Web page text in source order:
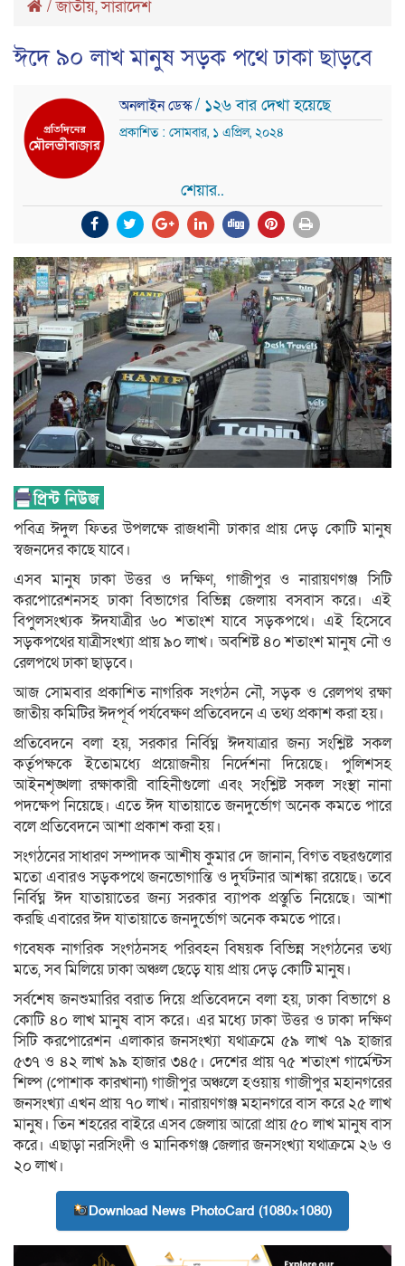
/জাতীয়,সারাদেশ
ঈদে ৯০ লাখ মানুষ সড়ক পথে ঢাকা ছাড়বে
অনলাইন ডেস্ক/ ১২৬ বার দেখা হয়েছে
প্রকাশিত : সোমবার, ১ এপ্রিল, ২০২৪
শেয়ার..
পবিত্র ঈদুল ফিতর উপলক্ষে রাজধানী ঢাকার প্রায় দেড় কোটি মানুষ
স্বজনদের কাছে যাবে।
এসব মানুষ ঢাকা উত্তর ও দক্ষিণ, গাজীপুর ও নারায়ণগঞ্জ সিটি
করপোরেশনসহ ঢাকা বিভাগের বিভিন্ন জেলায় বসবাস করে। এই
বিপুলসংখ্যক ঈদযাত্রীর ৬০ শতাংশ যাবে সড়কপথে। এই হিসেবে
সড়কপথের যাত্রীসংখ্যা প্রায় ৯০ লাখ। অবশিষ্ট ৪০ শতাংশ মানুষ নৌ ও
রেলপথে ঢাকা ছাড়বে।
আজ সোমবার প্রকাশিত নাগরিক সংগঠন নৌ, সড়ক ও রেলপথ রক্ষা
জাতীয় কমিটির ঈদপূর্ব পর্যবেক্ষণ প্রতিবেদনে এ তথ্য প্রকাশ করা হয়।
প্রতিবেদনে বলা হয়, সরকার নির্বিঘ্ন ঈদযাত্রার জন্য সংশ্লিষ্ট সকল
কর্তৃপক্ষকে ইতোমধ্যে প্রয়োজনীয় নির্দেশনা দিয়েছে। পুলিশসহ
আইনশৃঙ্খলা রক্ষাকারী বাহিনীগুলো এবং সংশ্লিষ্ট সকল সংস্থা নানা
পদক্ষেপ নিয়েছে। এতে ঈদ যাতায়াতে জনদুর্ভোগ অনেক কমতে পারে
বলে প্রতিবেদনে আশা প্রকাশ করা হয়।
সংগঠনের সাধারণ সম্পাদক আশীষ কুমার দে জানান, বিগত বছরগুলোর
মতো এবারও সড়কপথে জনভোগান্তি ও দুর্ঘটনার আশঙ্কা রয়েছে। তবে
নির্বিঘ্ন ঈদ যাতায়াতের জন্য সরকার ব্যাপক প্রস্তুতি নিয়েছে। আশা
করছি এবারের ঈদ যাতায়াতে জনদুর্ভোগ অনেক কমতে পারে।
গবেষক নাগরিক সংগঠনসহ পরিবহন বিষয়ক বিভিন্ন সংগঠনের তথ্য
মতে, সব মিলিয়ে ঢাকা অঞ্চল ছেড়ে যায় প্রায় দেড় কোটি মানুষ।
সর্বশেষ জনশুমারির বরাত দিয়ে প্রতিবেদনে বলা হয়, ঢাকা বিভাগে ৪
কোটি ৪০ লাখ মানুষ বাস করে। এর মধ্যে ঢাকা উত্তর ও ঢাকা দক্ষিণ
সিটি করপোরেশন এলাকার জনসংখ্যা যথাক্রমে ৫৯ লাখ ৭৯ হাজার
৫৩৭ ও ৪২ লাখ ৯৯ হাজার ৩৪৫। দেশের প্রায় ৭৫ শতাংশ গার্মেন্টস
শিল্প (পোশাক কারখানা) গাজীপুর অঞ্চলে হওয়ায় গাজীপুর মহানগরের
জনসংখ্যা এখন প্রায় ৭০ লাখ। নারায়ণগঞ্জ মহানগরে বাস করে ২৫ লাখ
মানুষ। তিন শহরের বাইরে এসব জেলায় আরো প্রায় ৫০ লাখ মানুষ বাস
করে। এছাড়া নরসিংদী ও মানিকগঞ্জ জেলার জনসংখ্যা যথাক্রমে ২৬ ও
২০ লাখ।
Download News PhotoCard (1080×1080)